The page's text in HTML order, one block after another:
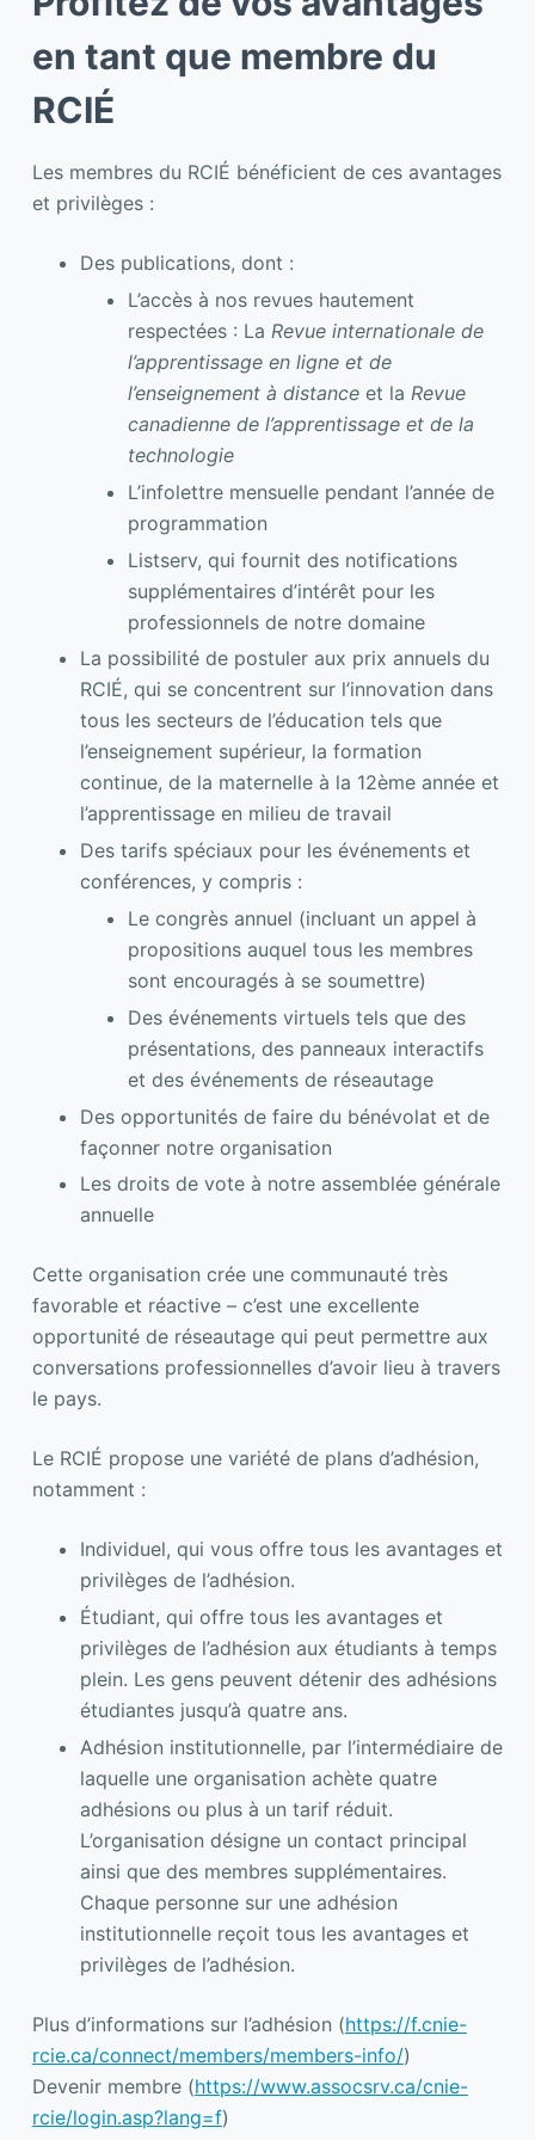
en tant que membre du
RCIÉ
Les membres du RCIÉ bénéficient de ces avantages
et privilèges :
Des publications, dont :
L’accès à nos revues hautement
respectées : La Revue internationale de
l’apprentissage en ligne et de
l’enseignement à distanceet la Revue
canadienne de l’apprentissage et de la
technologie
L’infolettre mensuelle pendant l’année de
programmation
Listserv, qui fournit des notifications
supplémentaires d’intérêt pour les
professionnels de notre domaine
La possibilité de postuler aux prix annuels du
RCIÉ, qui se concentrent sur l’innovation dans
tous les secteurs de l’éducation tels que
l’enseignement supérieur, la formation
continue, de la maternelle à la 12ème année et
l’apprentissage en milieu de travail
Des tarifs spéciaux pour les événements et
conférences, y compris :
Le congrès annuel (incluant un appel à
propositions auquel tous les membres
sont encouragés à se soumettre)
Des événements virtuels tels que des
présentations, des panneaux interactifs
et des événements de réseautage
Des opportunités de faire du bénévolat et de
façonner notre organisation
Les droits de vote à notre assemblée générale
annuelle
Cette organisation crée une communauté très
favorable et réactive – c’est une excellente
opportunité de réseautage qui peut permettre aux
conversations professionnelles d’avoir lieu à travers
le pays.
Le RCIÉ propose une variété de plans d’adhésion,
notamment :
Individuel, qui vous offre tous les avantages et
privilèges de l’adhésion.
Étudiant, qui offre tous les avantages et
privilèges de l’adhésion aux étudiants à temps
plein. Les gens peuvent détenir des adhésions
étudiantes jusqu’à quatre ans.
Adhésion institutionnelle, par l’intermédiaire de
laquelle une organisation achète quatre
adhésions ou plus à un tarif réduit.
L’organisation désigne un contact principal
ainsi que des membres supplémentaires.
Chaque personne sur une adhésion
institutionnelle reçoit tous les avantages et
privilèges de l’adhésion.
Plus d’informations sur l’adhésion (https://f.cnie-
rcie.ca/connect/members/members-info/)
Devenir membre (https://www.assocsrv.ca/cnie-
rcie/login.asp?lang=f)